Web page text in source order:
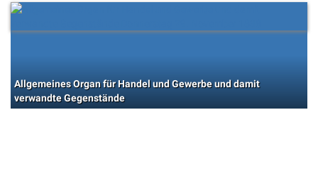
Allgemeines Organ für Handel und Gewerbe und damit
verwandte Gegenstände